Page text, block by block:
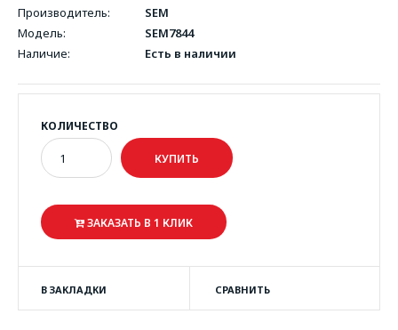
Производитель:
SEM
Модель:
SEM7844
Наличие:
Есть в наличии
КОЛИЧЕСТВО
ЗАКАЗАТЬ В 1 КЛИК
В ЗАКЛАДКИ СРАВНИТЬ